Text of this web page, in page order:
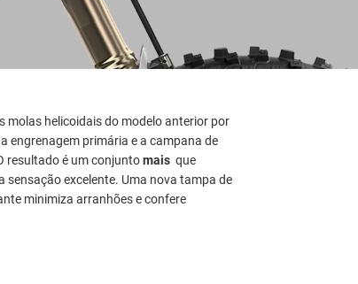
molas helicoidais do modelo anterior por
engrenagem primária e a campana de
resultado é um conjuntomais que
sensação excelente. Uma nova tampa de
minimiza arranhões e confere